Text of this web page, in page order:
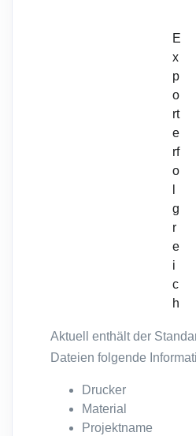
E
x
p
o
rt
e
rf
o
g
r
e
i
c
h
Aktuell enthält der
Dateien folgende
Drucker
Material
Projektname